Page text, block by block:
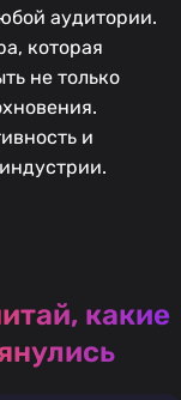
аудитории.
которая
не только
и
какие